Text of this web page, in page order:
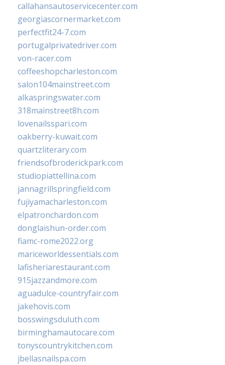
callahansautoservicecenter.com
georgiascornermarket.com
perfectfit24-7.com
portugalprivatedriver.com
von-racer.com
coffeeshopcharleston.com
salon104mainstreet.com
alkaspringswater.com
318mainstreet8h.com
lovenailsspari.com
oakberry-kuwait.com
quartzliterary.com
friendsofbroderickpark.com
studiopiattellina.com
jannagrillspringfield.com
fujiyamacharleston.com
elpatronchardon.com
donglaishun-order.com
fiamc-rome2022.org
mariceworldessentials.com
lafisheriarestaurant.com
915jazzandmore.com
aguadulce-countryfair.com
jakehovis.com
bosswingsduluth.com
birminghamautocare.com
tonyscountrykitchen.com
jbellasnailspa.com